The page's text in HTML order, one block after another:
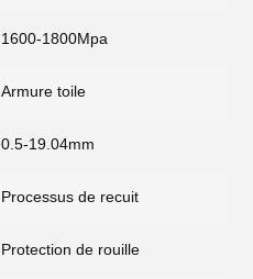
1600-1800Mpa
Armure toile
0.5-19.04mm
Processus de recuit
Protection de rouille